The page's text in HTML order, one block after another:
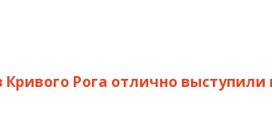
Рога отлично выступили